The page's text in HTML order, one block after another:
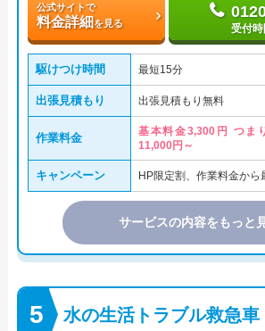
公式サイトで
料金詳細を見る 受付
駆けつけ時間 最短15分
出張見積もり 出張見積もり無料
作業料金
基本料金3,300円 つま
11,000円～
キャンペーン HP限定割、作業料金から
サービスの内容をもっと
水の生活トラブル救急車